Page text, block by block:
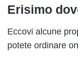
Erisimo
Eccovi alcune
potete ordinare